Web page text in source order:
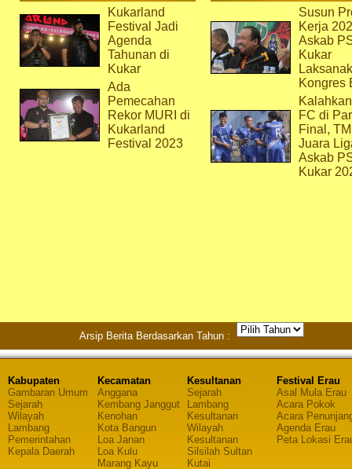
Kukarland
Festival Jadi
Agenda
Tahunan di
Kukar
Ada
Pemecahan
Rekor MURI di
Kukarland
Festival 2023
Susun
Kerja
Askab
Kukar
Kongres
FC di
Final,
Juara
Askab
Kukar
Arsip Berita Berdasarkan Tahun :
Kabupaten
Gambaran Umum
Sejarah
Wilayah
Lambang
Pemerintahan
Kepala Daerah
Kecamatan
Anggana
Kembang Janggut
Kenohan
Kota Bangun
Loa Janan
Loa Kulu
Marang Kayu
Kesultanan
Sejarah
Lambang
Kesultanan
Wilayah
Kesultanan
Silsilah Sultan
Kutai
Festival Erau
Asal Mula Erau
Acara Pokok
Acara
Agenda Erau
Peta Lokasi